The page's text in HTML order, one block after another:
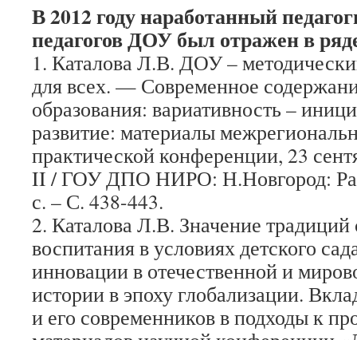
В 2012 году наработанный
педагогов ДОУ был отражен в
1. Каталова Л.В. ДОУ –
для всех. — Современное
образования: вариативность –
развитие: материалы
практической конференции, 23
II / ГОУ ДПО НИРО: Н.Новгород:
с. – С. 438-443.
2. Каталова Л.В. Значение традиций
воспитания в условиях детского
инновации в отечественной и
истории в эпоху глобализации.
и его современников в подходы к